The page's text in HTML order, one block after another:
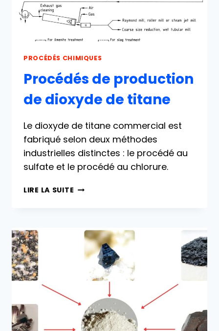
PROCÉDÉS CHIMIQUES
Procédés de production
de dioxyde de titane
Le dioxyde de titane commercial est
fabriqué selon deux méthodes
industrielles distinctes : le procédé au
sulfate et le procédé au chlorure.
LIRE LA SUITE PROCÉDÉS
DIOXYDE
TITANE